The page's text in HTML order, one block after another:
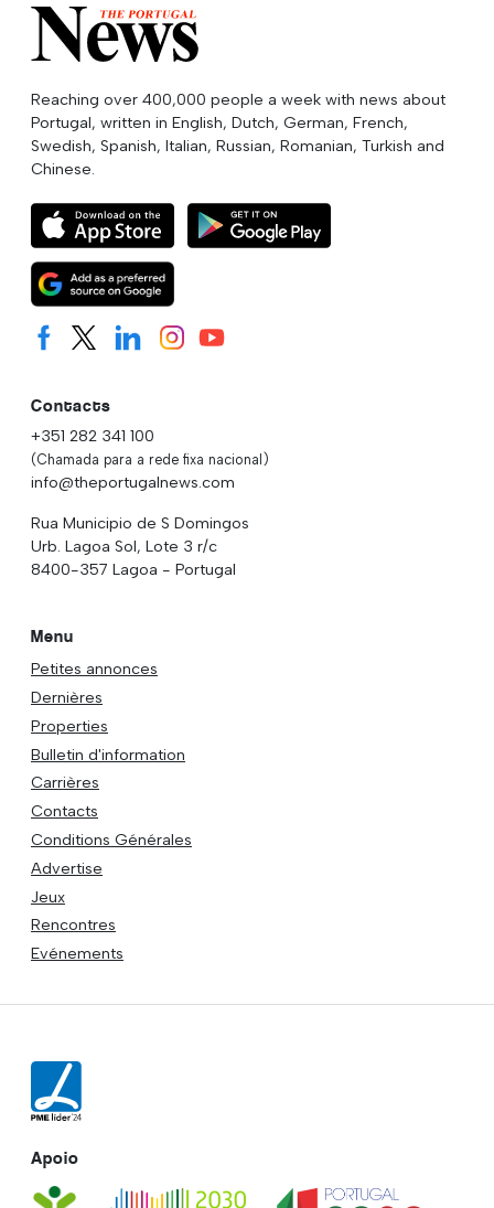
Reaching over 400,000 people a week with news about
Portugal, written in English, Dutch, German, French,
Swedish, Spanish, Italian, Russian, Romanian, Turkish and
Chinese.
Contacts
+351 282 341 100
(Chamada para a rede fixa nacional)
info@theportugalnews.com
Rua Municipio de S Domingos
Urb. Lagoa Sol, Lote 3 r/c
8400-357 Lagoa - Portugal
Menu
Petites annonces
Dernières
Properties
Bulletin d'information
Carrières
Contacts
Conditions Générales
Advertise
Jeux
Rencontres
Evénements
Apoio